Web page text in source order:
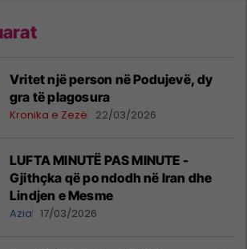
Vritet një person në Podujevë, dy
gra të plagosura
Kronika e Zezë 22/03/2026
LUFTA MINUTË PAS MINUTE -
Gjithçka që po ndodh në Iran dhe
Lindjen e Mesme
Azia 17/03/2026